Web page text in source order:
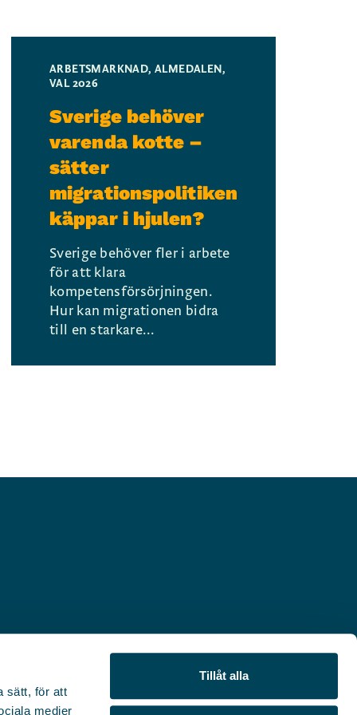
sätt, för att
medier
Tillåt alla
ARBETSMARKNAD,ALMEDALEN,
VAL 2026
Sverige behöver
varenda kotte –
sätter
migrationspolitiken
käppar i hjulen?
Sverige behöver fler i arbete
för att klara
kompetensförsörjningen.
Hur kan migrationen bidra
till en starkare...